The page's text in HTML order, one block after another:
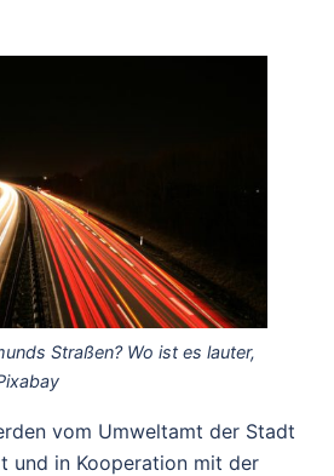
Straßen? Wo ist es lauter,
vom Umweltamt der Stadt
und in Kooperation mit der